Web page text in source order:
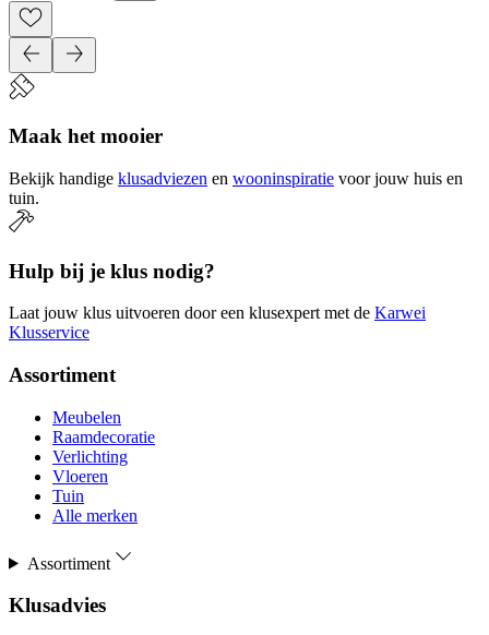
Maak het mooier
Bekijk handige klusadviezen en wooninspiratie voor jouw huis en
tuin.
Hulp bij je klus nodig?
Laat jouw klus uitvoeren door een klusexpert met de Karwei
Klusservice
Assortiment
Meubelen
Raamdecoratie
Verlichting
Vloeren
Tuin
Alle merken
Assortiment
Klusadvies